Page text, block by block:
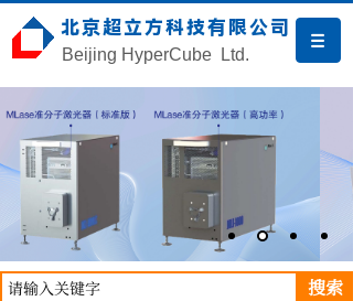
北京超立方科技有限公司
Beijing HyperCube Ltd.
搜索